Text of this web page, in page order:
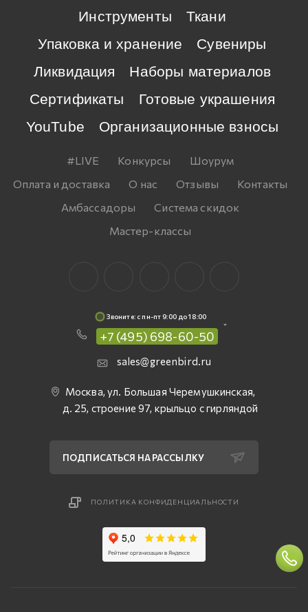
Инструменты
Ткани
Упаковка и хранение
Сувениры
Ликвидация
Наборы материалов
Сертификаты
Готовые украшения
YouTube
Организационные взносы
#LIVE Конкурсы
Шоурум
Оплата и доставка
О нас Отзывы
Контакты
Амбассадоры
Система скидок
Мастер-классы
Звоните: c пн-пт 9:00 до 18:00
+7 (495) 698-60-50
sales@greenbird.ru
Москва, ул. Большая Черемушкинская,
д. 25, строение 97, крыльцо с гирляндой
ПОДПИСАТЬСЯ НА РАССЫЛКУ
ПОЛИТИКА КОНФИДЕНЦИАЛЬНОСТИ